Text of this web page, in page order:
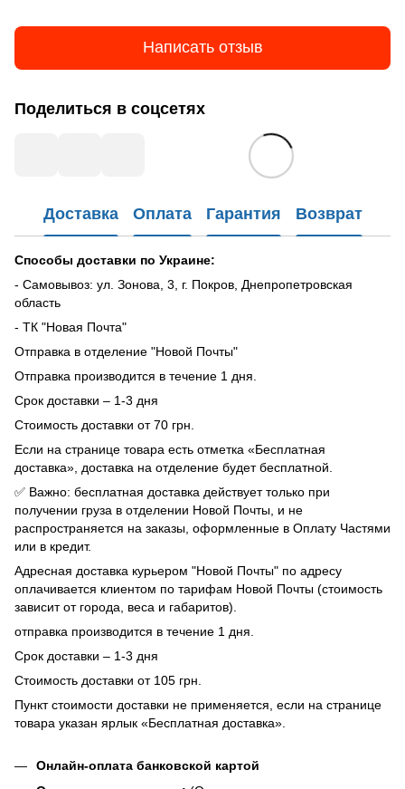
Написать отзыв
Поделиться в соцсетях
Доставка Оплата Гарантия Возврат
Способы доставки по Украине:
- Самовывоз: ул. Зонова, 3, г. Покров, Днепропетровская
область
- ТК "Новая Почта"
Отправка в отделение "Новой Почты"
Отправка производится в течение 1 дня.
Срок доставки – 1-3 дня
Стоимость доставки от 70 грн.
Если на странице товара есть отметка «Бесплатная
доставка», доставка на отделение будет бесплатной.
✅ Важно: бесплатная доставка действует только при
получении груза в отделении Новой Почты, и не
распространяется на заказы, оформленные в Оплату Частями
или в кредит.
Адресная доставка курьером "Новой Почты" по адресу
оплачивается клиентом по тарифам Новой Почты (стоимость
зависит от города, веса и габаритов).
отправка производится в течение 1 дня.
Срок доставки – 1-3 дня
Стоимость доставки от 105 грн.
Пункт стоимости доставки не применяется, если на странице
товара указан ярлык «Бесплатная доставка».
Онлайн-оплата банковской картой